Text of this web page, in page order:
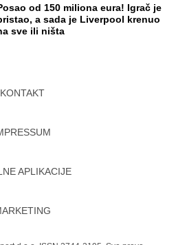
od 150 miliona eura! Igrač je
a sada je Liverpool krenuo
sve ili ništa
KONTAKT
APLIKACIJE